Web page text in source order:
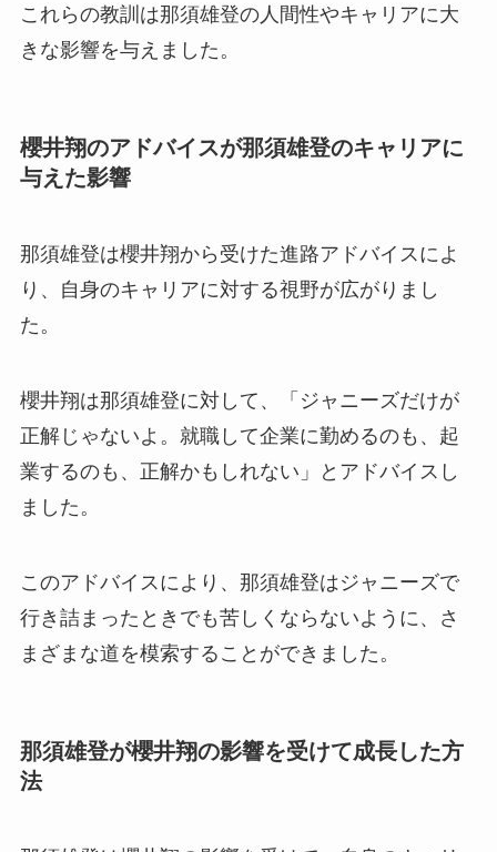
これらの教訓は那須雄登の人間性やキャリアに大
きな影響を与えました。
櫻井翔のアドバイスが那須雄登のキャリアに
与えた影響
那須雄登は櫻井翔から受けた進路アドバイスによ
り、自身のキャリアに対する視野が広がりまし
た。
櫻井翔は那須雄登に対して、「ジャニーズだけが
正解じゃないよ。就職して企業に勤めるのも、起
業するのも、正解かもしれない」とアドバイスし
ました。
このアドバイスにより、那須雄登はジャニーズで
行き詰まったときでも苦しくならないように、さ
まざまな道を模索することができました。
那須雄登が櫻井翔の影響を受けて成長した方
法